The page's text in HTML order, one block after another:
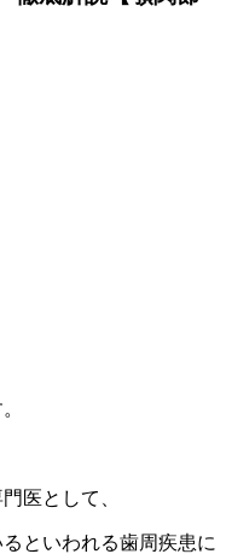
医として、
といわれる歯周疾患に